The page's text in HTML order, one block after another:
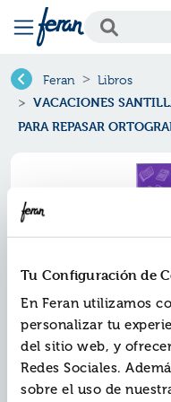
Tu Configuración de
En Feran utilizamos
personalizar tu
del sitio web, y
Redes Sociales.
sobre el uso de
Feran Libros
VACACIONES
PARA REPASAR
Vacaciones